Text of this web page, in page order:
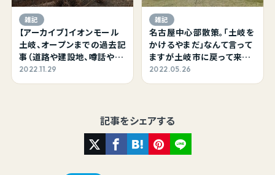
雑記
【アーカイブ】イオンモール
土岐、オープンまでの過去記
事（道路や建設地、噂話や地
元説明会のことなど）
2022.11.29
雑記
名古屋中心部散策。「土岐を
かけるやまだ」なんて言って
ますが土岐市に戻って来た
のは11年前。言い換えれば、
ぼくも余所者みたいなもの
2022.05.26
記事をシェアする